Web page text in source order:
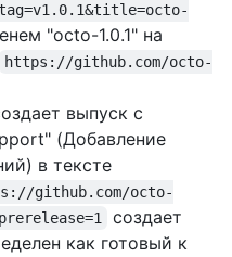
"octo-1.0.1" на
https://github.com/octo-
выпуск с
(Добавление
в тексте
github.com/octo-
создает
как готовый к